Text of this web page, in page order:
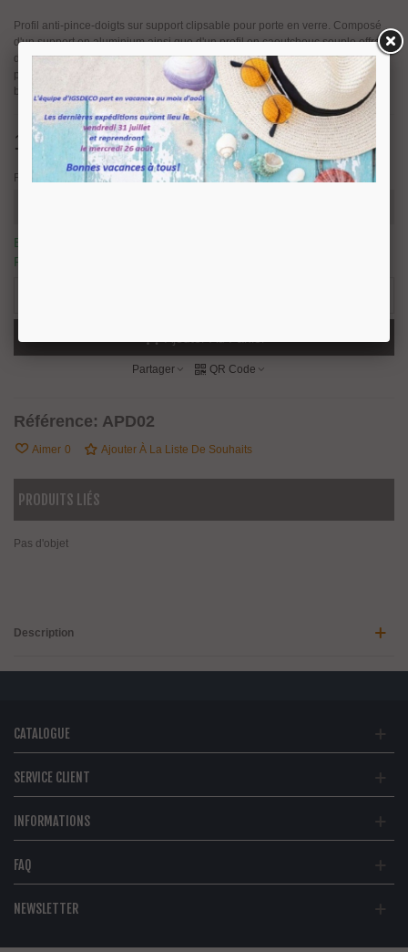
Profil anti-pince-doigts sur support clipsable pour porte en verre. Composé
d'un support en aluminium ainsi que d'un profil en caoutchouc souple offrant
deux fonctions. Une fonction classique d'étanchéité à l'air. Une fonction anti-
pince-doigts afin d'éviter les incidents lors des ouvertures et fermetures
brutales.
124,92 € TTC
Finition
En stock, nous prévoyons une expédition sous 24/48H.
Produits
Ajouter Au Panier
Partager QR Code
Référence: APD02
Aimer 0 Ajouter À La Liste De Souhaits
PRODUITS LIÉS
Pas d'objet
Description
CATALOGUE
SERVICE CLIENT
INFORMATIONS
FAQ
NEWSLETTER